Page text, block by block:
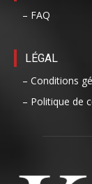
– FAQ
LÉGAL
– Conditions
– Politique de